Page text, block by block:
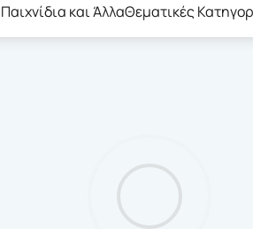
Παιχνίδια και ΆλλαΘεματικές